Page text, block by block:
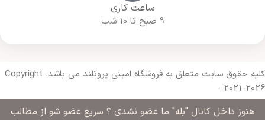
ساعت کاری
9 صبح تا 10 شب
کلیه حقوق سایت متعلق به فروشگاه امینی پروتلند می باشد. Copyright
- 2021-2026
Made with 🔥 By Armazda Web
هنوز داخل کانال "بله" ما عضو نشدی ؟ سریع عضو شو از مطالب